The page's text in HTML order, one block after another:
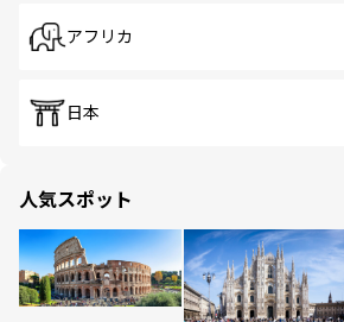
アフリカ
日本
人気スポット